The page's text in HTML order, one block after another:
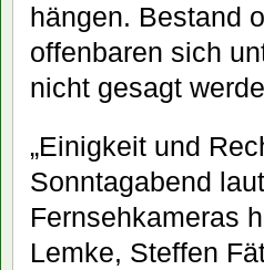
hängen. Bestand
offenbaren sich
nicht gesagt
„Einigkeit und
Sonntagabend
Fernsehkameras
Lemke, Steffen